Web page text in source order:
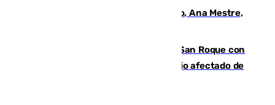
La nueva presidenta del Parlamento, Ana Mestre,
Estabilizado el incendio forestal de San Roque con
19 familias aún desalojadas y un domicilio afectado de